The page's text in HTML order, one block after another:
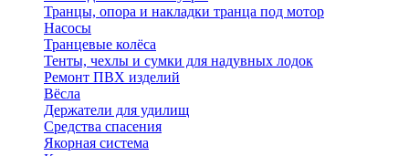
Транцы, опора и накладки транца под мотор
Насосы
Транцевые колёса
Тенты, чехлы и сумки для надувных лодок
Ремонт ПВХ изделий
Вёсла
Держатели для удилищ
Средства спасения
Якорная система